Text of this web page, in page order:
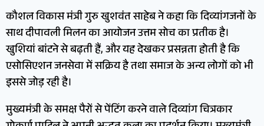
कौशल विकास मंत्री गुरु खुशवंत साहेब ने कहा कि दिव्यांगजनों के
साथ दीपावली मिलन का आयोजन उत्तम सोच का प्रतीक है।
खुशियां बांटने से बढ़ती हैं, और यह देखकर प्रसन्नता होती है कि
एसोसिएशन जनसेवा में सक्रिय है तथा समाज के अन्य लोगों को भी
इससे जोड़ रही है।
मुख्यमंत्री के समक्ष पैरों से पेंटिंग करने वाले दिव्यांग चित्रकार